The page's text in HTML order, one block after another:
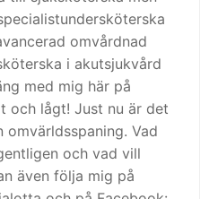
omvårdnad
i akutsjukvård
med mig här på
och lågt! Just nu är det
Vad
och vad vill
även följa mig på